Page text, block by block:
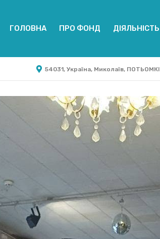
ГОЛОВНА ПРО ФОНД ДІЯЛЬНІСТЬ
54031, Україна, Миколаїв,